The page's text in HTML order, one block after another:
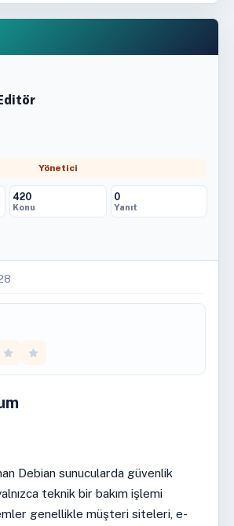
Yönetici
420
Konu
0
Yanıt
Debian sunucularda güvenlik
teknik bir bakım işlemi
genellikle müşteri siteleri, e-